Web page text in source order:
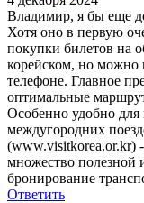
Владимир, я бы еще
Хотя оно в первую
покупки билетов на
корейском, но можно
телефоне. Главное
оптимальные
Особенно удобно
междугородних
(www.visitkorea.or.kr) -
множество полезной
бронирование
Ответить